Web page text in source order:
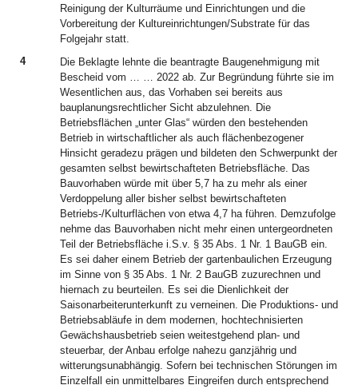
Reinigung der Kulturräume und Einrichtungen und die
Vorbereitung der Kultureinrichtungen/Substrate für das
Folgejahr statt.
4
Die Beklagte lehnte die beantragte Baugenehmigung mit
Bescheid vom … … 2022 ab. Zur Begründung führte sie im
Wesentlichen aus, das Vorhaben sei bereits aus
bauplanungsrechtlicher Sicht abzulehnen. Die
Betriebsflächen „unter Glas“ würden den bestehenden
Betrieb in wirtschaftlicher als auch flächenbezogener
Hinsicht geradezu prägen und bildeten den Schwerpunkt der
gesamten selbst bewirtschafteten Betriebsfläche. Das
Bauvorhaben würde mit über 5,7 ha zu mehr als einer
Verdoppelung aller bisher selbst bewirtschafteten
Betriebs-/Kulturflächen von etwa 4,7 ha führen. Demzufolge
nehme das Bauvorhaben nicht mehr einen untergeordneten
Teil der Betriebsfläche i.S.v. § 35 Abs. 1 Nr. 1 BauGB ein.
Es sei daher einem Betrieb der gartenbaulichen Erzeugung
im Sinne von § 35 Abs. 1 Nr. 2 BauGB zuzurechnen und
hiernach zu beurteilen. Es sei die Dienlichkeit der
Saisonarbeiterunterkunft zu verneinen. Die Produktions- und
Betriebsabläufe in dem modernen, hochtechnisierten
Gewächshausbetrieb seien weitestgehend plan- und
steuerbar, der Anbau erfolge nahezu ganzjährig und
witterungsunabhängig. Sofern bei technischen Störungen im
Einzelfall ein unmittelbares Eingreifen durch entsprechend